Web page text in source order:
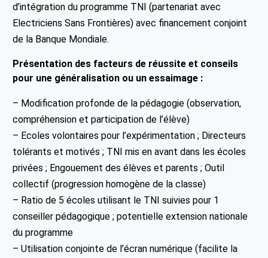
d’intégration du programme TNI (partenariat avec
Electriciens Sans Frontières) avec financement conjoint
de la Banque Mondiale.
Présentation des facteurs de réussite et conseils
pour une généralisation ou un essaimage :
– Modification profonde de la pédagogie (observation,
compréhension et participation de l’élève)
– Ecoles volontaires pour l’expérimentation ; Directeurs
tolérants et motivés ; TNI mis en avant dans les écoles
privées ; Engouement des élèves et parents ; Outil
collectif (progression homogène de la classe)
– Ratio de 5 écoles utilisant le TNI suivies pour 1
conseiller pédagogique ; potentielle extension nationale
du programme
– Utilisation conjointe de l’écran numérique (facilite la